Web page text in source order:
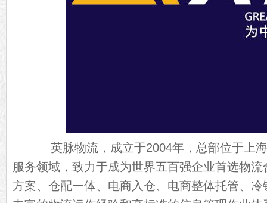
英脉物流，成立于2004年，总部位于上海
服务领域，致力于成为世界五百强企业首选物
方案、仓配一体、电商入仓、电商整体托管、